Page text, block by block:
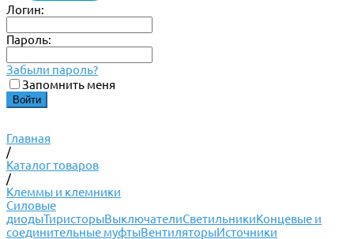
Логин:
Пароль:
Забыли пароль?
Запомнить меня
Главная
/
Каталог товаров
/
Клеммы и клемники
Силовые
диодыТиристорыВыключателиСветильникиКонцевые и
соединительные муфтыВентиляторыИсточники